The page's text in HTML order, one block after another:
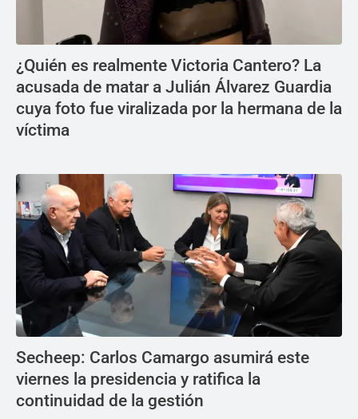
¿Quién es realmente Victoria Cantero? La
acusada de matar a Julián Álvarez Guardia
cuya foto fue viralizada por la hermana de la
víctima
Secheep: Carlos Camargo asumirá este
viernes la presidencia y ratifica la
continuidad de la gestión